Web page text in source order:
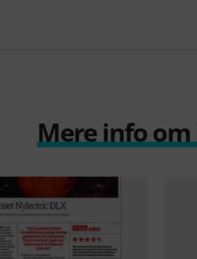
Mere info om